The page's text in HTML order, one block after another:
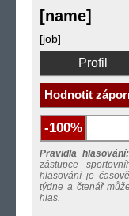
[name]
[job]
Profil
Hodnotit
-100%
Pravidla hlasování:
zástupce
hlasování je
týdne a čtenář
hlas.